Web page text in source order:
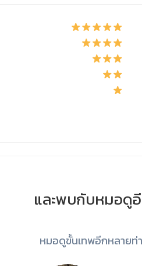
และพบกับหมอดู
หมอดูขั้นเทพอีกหลายท่